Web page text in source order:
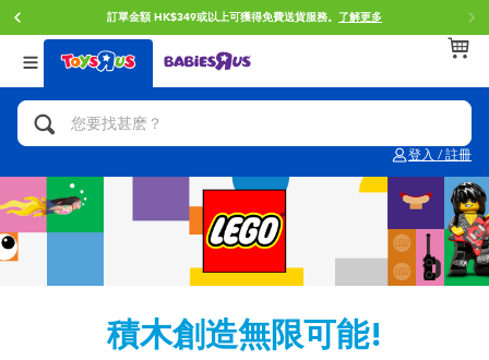
門店自取服務 網上購買並在店內取貨。了解更多
登入 / 註冊
返回
分類目錄
人氣英雄,角色扮演,射擊玩具
單車,滑板車,騎乘車
拼砌組合及樂高LEGO
返回
品牌
Brunch Brother 早午餐兄弟
Toy Story反斗奇兵
Spider-Man蜘蛛俠
返回
年齢
0~2歳
3~4歳
積木創造無限可能!